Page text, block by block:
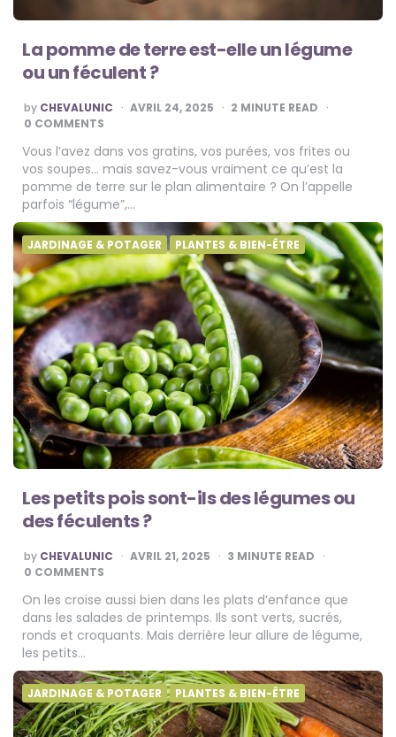
La pomme de terre est-elle un légume
ou un féculent ?
POSTED
BY
by CHEVALUNIC AVRIL 24, 2025 2 MINUTE READ
0 COMMENTS
Vous l’avez dans vos gratins, vos purées, vos frites ou
vos soupes… mais savez-vous vraiment ce qu’est la
pomme de terre sur le plan alimentaire ? On l’appelle
parfois “légume”,…
JARDINAGE & POTAGER PLANTES & BIEN-ÊTRE
Les petits pois sont-ils des légumes ou
des féculents ?
POSTED
BY
by CHEVALUNIC AVRIL 21, 2025 3 MINUTE READ
0 COMMENTS
On les croise aussi bien dans les plats d’enfance que
dans les salades de printemps. Ils sont verts, sucrés,
ronds et croquants. Mais derrière leur allure de légume,
les petits…
JARDINAGE & POTAGER PLANTES & BIEN-ÊTRE